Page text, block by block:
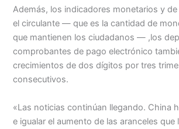
Además, los indicadores monetarios y
el circulante — que es la cantidad de
que mantienen los ciudadanos — ,los
comprobantes de pago electrónico
crecimientos de dos dígitos por tres
consecutivos.
«Las noticias continúan llegando. China
e igualar el aumento de las aranceles que